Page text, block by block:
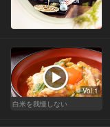
Vol.1
白米を我慢しない